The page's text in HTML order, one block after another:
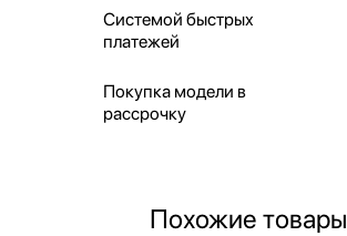
Системой быстрых
платежей
Покупка модели в
рассрочку
Похожие товары